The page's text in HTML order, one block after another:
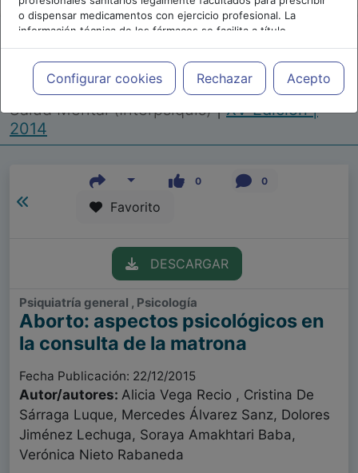
o dispensar medicamentos con ejercicio profesional. La
información técnica de los fármacos se facilita a título
meramente informativo, siendo responsabilidad de los
profesionales facultados prescribir medicamentos y decidir, en
cada caso concreto, el tratamiento más adecuado a las
necesidades del paciente.
Configurar cookies Rechazar Acepto
Repositorio de Artículos |Congreso Virtual
Internacional de Psiquiatría, Psicología y
Salud Mental (Interpsiquis)|XV Edición |
2014
0 0
Favorito
DESCARGAR
Psiquiatría general , Psicología
Aborto: aspectos psicológicos en
la consulta de la matrona
Fecha Publicación: 22/12/2015
Autor/autores: Alicia Vega Recio , Cristina De
Sárraga Luque, Mercedes Álvarez Sanz, Dolores
Jiménez Lechuga, Soraya Amakhtari Baba,
Verónica Nieto Rabaneda